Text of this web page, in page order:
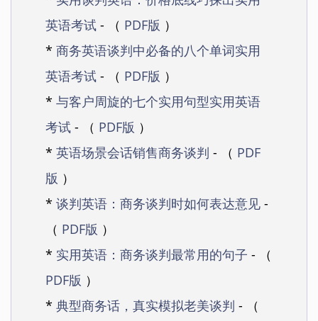
英语考试 - （ PDF版 ）
* 商务英语谈判中必备的八个单词实用
英语考试 - （ PDF版 ）
* 与客户周旋的七个实用句型实用英语
考试 - （ PDF版 ）
* 英语场景会话销售商务谈判 - （ PDF
版 ）
* 谈判英语：商务谈判时如何表达意见 -
（ PDF版 ）
* 实用英语：商务谈判最常用的句子 - （
PDF版 ）
* 典型商务话，真实模拟老美谈判 - （